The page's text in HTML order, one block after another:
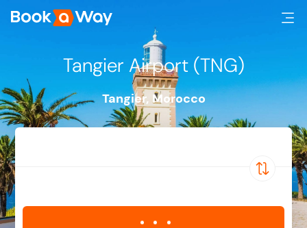
Tangier Airport (TNG)
Tangier, Morocco